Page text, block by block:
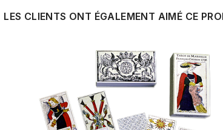
LES CLIENTS ONT ÉGALEMENT AIMÉ CE